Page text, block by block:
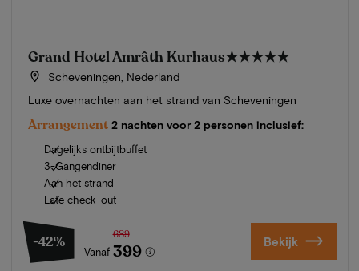
Grand Hotel Amrâth Kurhaus★★★★★
Scheveningen, Nederland
Luxe overnachten aan het strand van Scheveningen
Arrangement 2 nachten voor 2 personen inclusief:
Dagelijks ontbijtbuffet
3-Gangendiner
Aan het strand
Late check-out
-42%
Vanaf
689
399 Bekijk